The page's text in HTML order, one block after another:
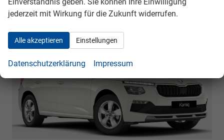
FREI KONFIGURIERBAR
jederzeit mit Wirkung für die Zukunft widerrufen.
Alle akzeptieren Einstellungen
Datenschutzerklärung Impressum